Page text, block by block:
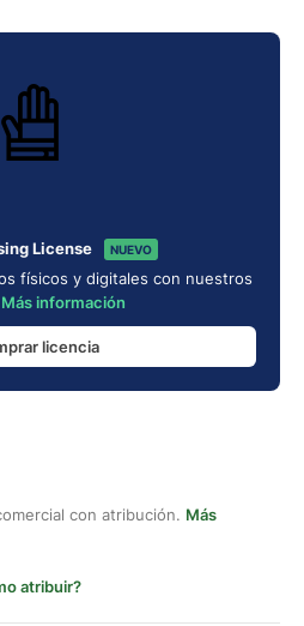
License NUEVO
físicos y digitales con nuestros
Más información
licencia
con atribución. Más
atribuir?